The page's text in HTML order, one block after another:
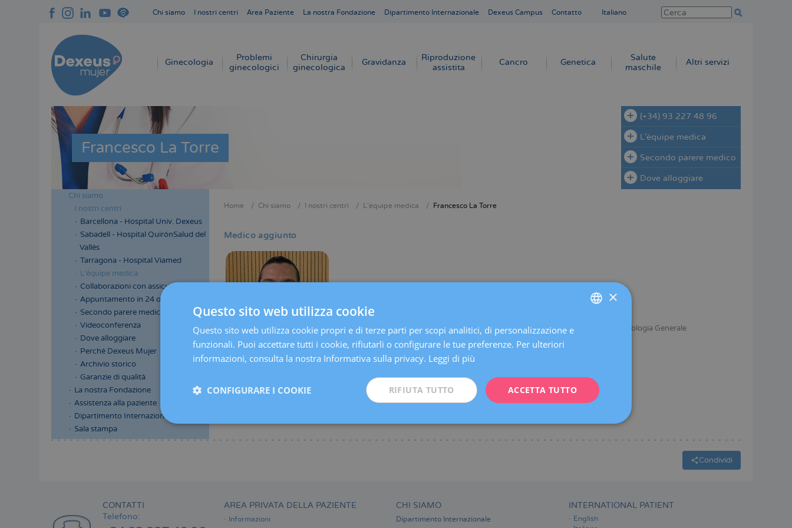
Chi siamo I nostri centri Area Paziente La nostra Fondazione Dipartimento Internazionale Dexeus Campus Contatto Italiano
Navegación
Ginecologia
Problemi
ginecologici
Chirurgia
ginecologica
Gravidanza
Riproduzione
assistita
Cancro Genetica
Salute
maschile
Altri servizi
Francesco La Torre
(+34) 93 227 48 96
L'équipe medica
Secondo parere medico
Dove alloggiare
Menú
lateral
cabecera
Chi siamo
I nostri centri
Barcellona - Hospital Univ. Dexeus
Sabadell - Hospital QuirónSalud del
Vallés
Tarragona - Hospital Viamed
L'équipe medica
Collaborazioni con assicurazioni
Appuntamento in 24 ore
Secondo parere medico
Videoconferenza
Dove alloggiare
Perché Dexeus Mujer
Archivio storico
Garanzie di qualità
La nostra Fondazione
Assistenza alla paziente
Dipartimento Internazionale
Sala stampa
di
Home Chi siamo I nostri centri L'équipe medica Francesco La Torre
Medico aggiunto
Lingue:
Specialità: Consulenza prima della Gravidanza Gravidanza e Parto Ginecologia Generale
Condividi
CONTATTI
Telefono:
AREA PRIVATA DELLA PAZIENTE
Informazioni
CHI SIAMO
Dipartimento Internazionale
INTERNATIONAL PATIENT
English
FRENCH
×
Questo sito web utilizza cookie
Questo sito web utilizza cookie propri e di terze parti per scopi analitici, di personalizzazione e
funzionali. Puoi accettare tutti i cookie, rifiutarli o configurare le tue preferenze. Per ulteriori
informazioni, consulta la nostra Informativa sulla privacy. Leggi di più
ACCETTA TUTTO
RIFIUTA TUTTO
CONFIGURARE I COOKIE